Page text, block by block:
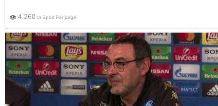
4.260 di Sport Fanpage